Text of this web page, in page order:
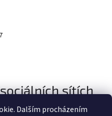
Dalším procházením
sítích